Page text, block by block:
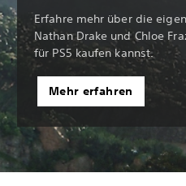
Erfahre mehr über die
Nathan Drake und Chloe
für PS5 kaufen kannst.
Mehr erfahren